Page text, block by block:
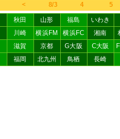
＜ 8/3 4 5
秋田 山形 福島
いわき
川崎 横浜FM 横浜FC 湘南
滋賀 京都 G大阪 C大阪
福岡 北九州 鳥栖 長崎